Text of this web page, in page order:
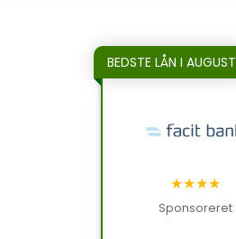
BEDSTE LÅN I AUGUST
★★★★
Sponsoreret